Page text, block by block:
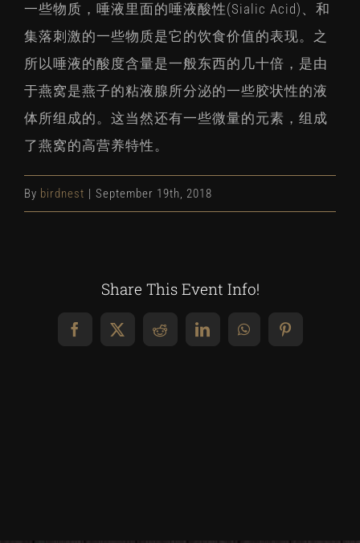
一些物质，唾液里面的唾液酸性(Sialic Acid)、和
集落刺激的一些物质是它的饮食价值的表现。之
所以唾液的酸度含量是一般东西的几十倍，是由
于燕窝是燕子的粘液腺所分泌的一些胶状性的液
体所组成的。这当然还有一些微量的元素，组成
了燕窝的高营养特性。
By birdnest | September 19th, 2018
Share This Event Info!
Facebook
X RedditLinkedInWhatsAppPinterest